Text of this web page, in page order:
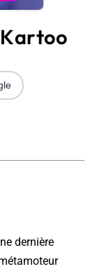
Kartoo
dernière